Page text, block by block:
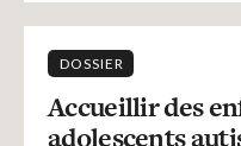
DOSSIER
Accueillir des
adolescents